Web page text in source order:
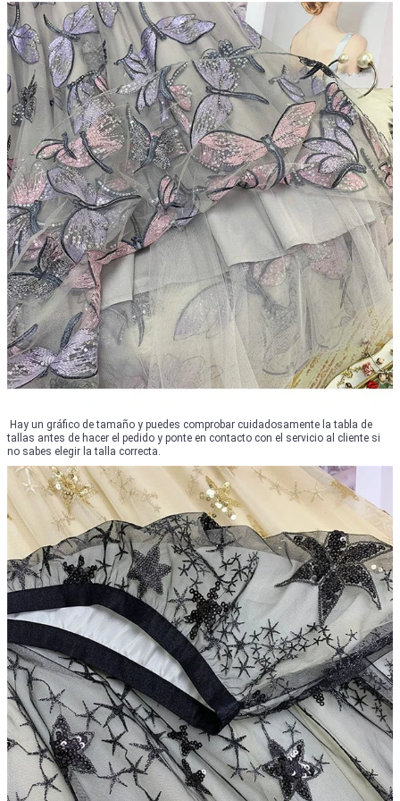
Hay un gráfico de tamaño y puedes comprobar cuidadosamente la tabla de
tallas antes de hacer el pedido y ponte en contacto con el servicio al cliente si
no sabes elegir la talla correcta.